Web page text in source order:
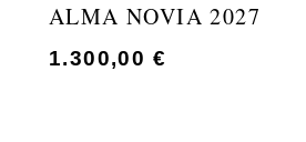
ALMA NOVIA 2027
1.300,00 €